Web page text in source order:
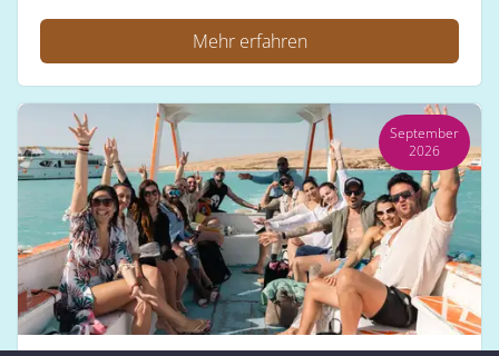
Mehr erfahren
September
2026